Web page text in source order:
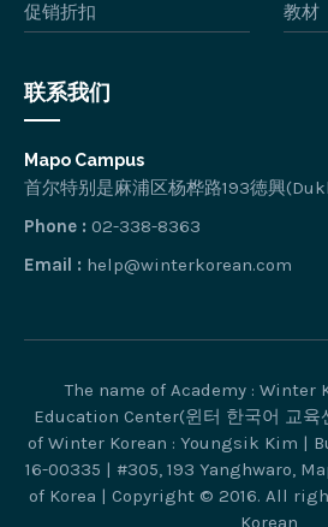
促销折扣
教材
联系我们
Mapo Campus
首尔特别是麻浦区杨桦路193徳興
Phone : 02-338-8363
Email : help@winterkorean.com
The name of Academy : Winter
Education Center(윈터 한국어 교
of Winter Korean : Youngsik Kim |
16-00335 | #305, 193 Yanghwaro,
of Korea | Copyright © 2016. All
Korean